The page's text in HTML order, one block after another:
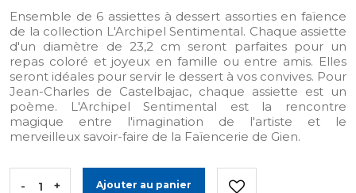
Ensemble de 6 assiettes à dessert assorties en faïence
de la collection L'Archipel Sentimental. Chaque assiette
d'un diamètre de 23,2 cm seront parfaites pour un
repas coloré et joyeux en famille ou entre amis. Elles
seront idéales pour servir le dessert à vos convives. Pour
Jean-Charles de Castelbajac, chaque assiette est un
poème. L'Archipel Sentimental est la rencontre
magique entre l'imagination de l'artiste et le
merveilleux savoir-faire de la Faïencerie de Gien.
- + Ajouter au panier